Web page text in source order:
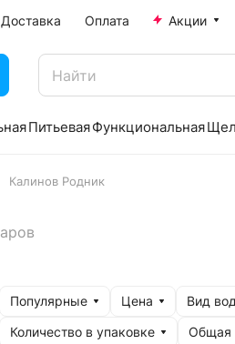
Доставка Оплата Акции
ПитьеваяФункциональная
Калинов Родник
Популярные Цена Вид
Количество в упаковке
Общая